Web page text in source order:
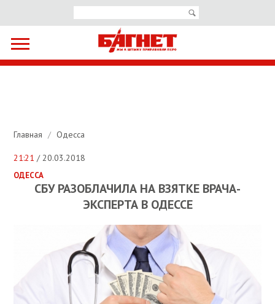
Главная / Одесса
21:21 / 20.03.2018
ОДЕССА
СБУ РАЗОБЛАЧИЛА НА ВЗЯТКЕ ВРАЧА-
ЭКСПЕРТА В ОДЕССЕ